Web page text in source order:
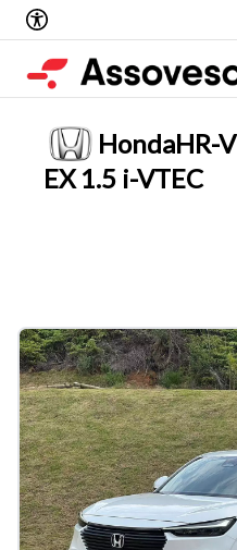
HondaHR-V
EX 1.5 i-VTEC